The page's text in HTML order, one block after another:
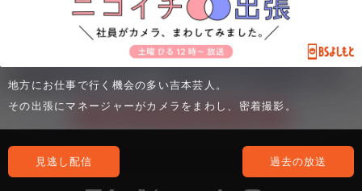
地方にお仕事で行く機会の多い吉本芸人。
その出張にマネージャーがカメラをまわし、密着撮影。
見逃し配信 過去の放送